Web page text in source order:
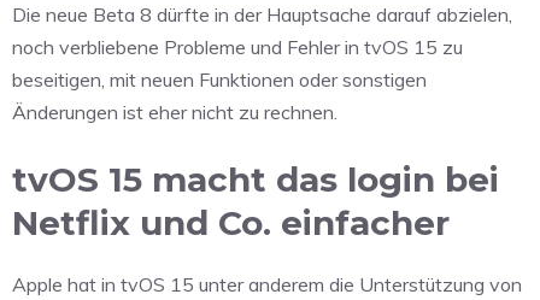
Die neue Beta 8 dürfte in der Hauptsache darauf abzielen,
noch verbliebene Probleme und Fehler in tvOS 15 zu
beseitigen, mit neuen Funktionen oder sonstigen
Änderungen ist eher nicht zu rechnen.
tvOS 15 macht das login bei
Netflix und Co. einfacher
Apple hat in tvOS 15 unter anderem die Unterstützung von